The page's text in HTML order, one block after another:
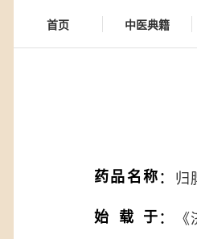
首页 中医典籍
药品名称： 归
始载于：